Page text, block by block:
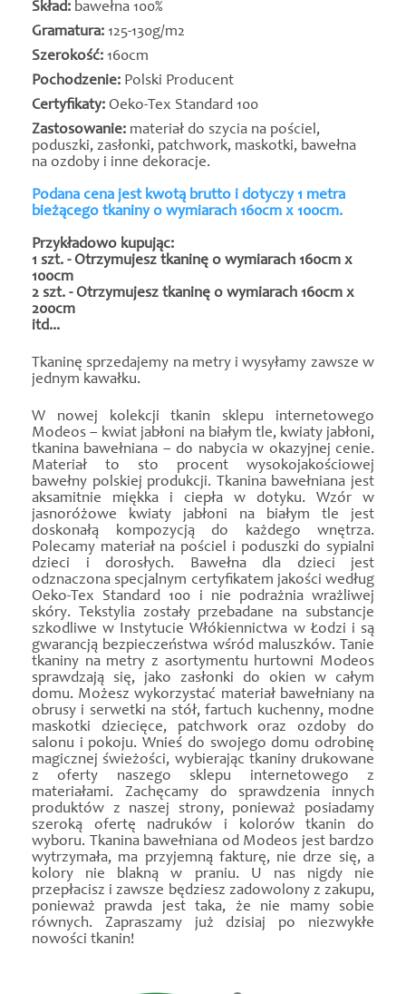
Skład: bawełna 100%
Gramatura: 125-130g/m2
Szerokość: 160cm
Pochodzenie: Polski Producent
Certyfikaty: Oeko-Tex Standard 100
Zastosowanie: materiał do szycia na pościel,
poduszki, zasłonki, patchwork, maskotki, bawełna
na ozdoby i inne dekoracje.
Podana cena jest kwotą brutto i dotyczy 1 metra
bieżącego tkaniny o wymiarach 160cm x 100cm.
Przykładowo kupując:
1 szt. - Otrzymujesz tkaninę o wymiarach 160cm x
100cm
2 szt. - Otrzymujesz tkaninę o wymiarach 160cm x
200cm
itd...
Tkaninę sprzedajemy na metry i wysyłamy zawsze w
jednym kawałku.
W nowej kolekcji tkanin sklepu internetowego
Modeos – kwiat jabłoni na białym tle, kwiaty jabłoni,
tkanina bawełniana – do nabycia w okazyjnej cenie.
Materiał to sto procent wysokojakościowej
bawełny polskiej produkcji. Tkanina bawełniana jest
aksamitnie miękka i ciepła w dotyku. Wzór w
jasnoróżowe kwiaty jabłoni na białym tle jest
doskonałą kompozycją do każdego wnętrza.
Polecamy materiał na pościel i poduszki do sypialni
dzieci i dorosłych. Bawełna dla dzieci jest
odznaczona specjalnym certyfikatem jakości według
Oeko-Tex Standard 100 i nie podrażnia wrażliwej
skóry. Tekstylia zostały przebadane na substancje
szkodliwe w Instytucie Włókiennictwa w Łodzi i są
gwarancją bezpieczeństwa wśród maluszków. Tanie
tkaniny na metry z asortymentu hurtowni Modeos
sprawdzają się, jako zasłonki do okien w całym
domu. Możesz wykorzystać materiał bawełniany na
obrusy i serwetki na stół, fartuch kuchenny, modne
maskotki dziecięce, patchwork oraz ozdoby do
salonu i pokoju. Wnieś do swojego domu odrobinę
magicznej świeżości, wybierając tkaniny drukowane
z oferty naszego sklepu internetowego z
materiałami. Zachęcamy do sprawdzenia innych
produktów z naszej strony, ponieważ posiadamy
szeroką ofertę nadruków i kolorów tkanin do
wyboru. Tkanina bawełniana od Modeos jest bardzo
wytrzymała, ma przyjemną fakturę, nie drze się, a
kolory nie blakną w praniu. U nas nigdy nie
przepłacisz i zawsze będziesz zadowolony z zakupu,
ponieważ prawda jest taka, że nie mamy sobie
równych. Zapraszamy już dzisiaj po niezwykłe
nowości tkanin!